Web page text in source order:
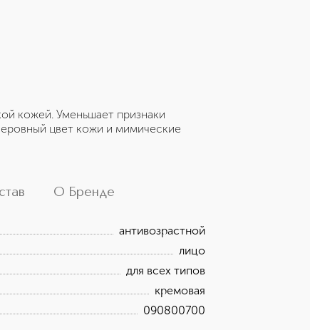
кожей. Уменьшает признаки
цвет кожи и мимические
О Бренде
антивозрастной
лицо
для всех типов
кремовая
090800700